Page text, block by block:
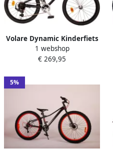
Volare Dynamic Kinderfiets
Jongens 20 inch Mat Zwart
2 handremmen 7
1 webshop
€ 269,95
5%